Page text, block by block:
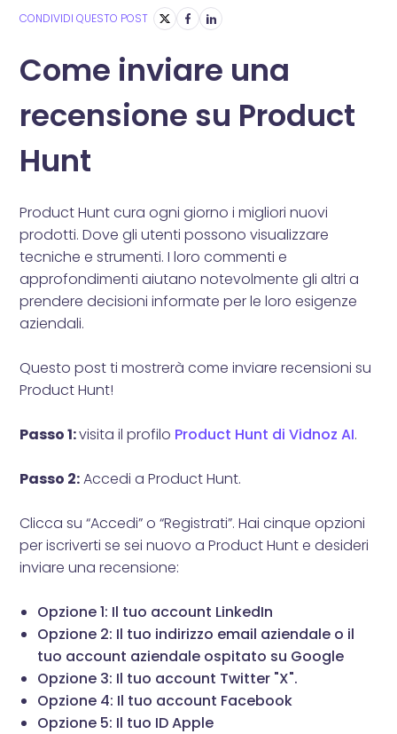
CONDIVIDI QUESTO POST
Come inviare una
recensione su Product
Hunt
Product Hunt cura ogni giorno i migliori nuovi
prodotti. Dove gli utenti possono visualizzare
tecniche e strumenti. I loro commenti e
approfondimenti aiutano notevolmente gli altri a
prendere decisioni informate per le loro esigenze
aziendali.
Questo post ti mostrerà come inviare recensioni su
Product Hunt!
Passo 1:visita il profilo Product Hunt di Vidnoz AI.
Passo 2:Accedi a Product Hunt.
Clicca su “Accedi” o “Registrati”. Hai cinque opzioni
per iscriverti se sei nuovo a Product Hunt e desideri
inviare una recensione:
Opzione 1: Il tuo account LinkedIn
Opzione 2: Il tuo indirizzo email aziendale o il
tuo account aziendale ospitato su Google
Opzione 3: Il tuo account Twitter "X".
Opzione 4: Il tuo account Facebook
Opzione 5: Il tuo ID Apple